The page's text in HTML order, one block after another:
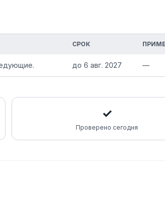
СРОК
до 6 авг. 2027 —
✓
Проверено сегодня